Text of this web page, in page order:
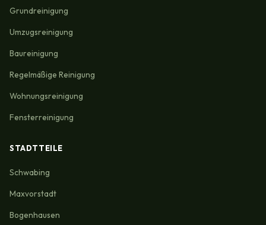
Grundreinigung
Umzugsreinigung
Baureinigung
Regelmäßige Reinigung
Wohnungsreinigung
Fensterreinigung
STADTTEILE
Schwabing
Maxvorstadt
Bogenhausen